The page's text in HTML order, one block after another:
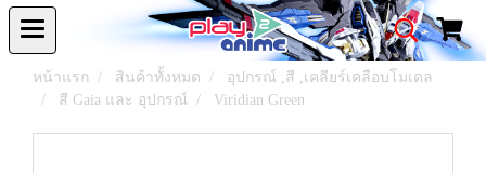
หน้าแรก สินค้าทั้งหมด
อุปกรณ์ ,สี ,เคลียร์เคลือบโมเดล
สี Gaia และ อุปกรณ์
Viridian Green